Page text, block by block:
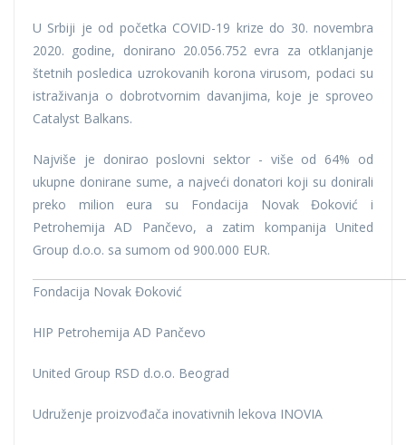
U Srbiji je od početka COVID-19 krize do 30. novembra
2020. godine, donirano 20.056.752 evra za otklanjanje
štetnih posledica uzrokovanih korona virusom, podaci su
istraživanja o dobrotvornim davanjima, koje je sproveo
Catalyst Balkans.
Najviše je donirao poslovni sektor - više od 64% od
ukupne donirane sume, a najveći donatori koji su donirali
preko milion eura su Fondacija Novak Đoković i
Petrohemija AD Pančevo, a zatim kompanija United
Group d.o.o. sa sumom od 900.000 EUR.
Fondacija Novak Đoković
HIP Petrohemija AD Pančevo
United Group RSD d.o.o. Beograd
Udruženje proizvođača inovativnih lekova INOVIA